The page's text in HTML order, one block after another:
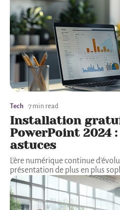
Tech 7 min read
Installation
PowerPoint 2024
astuces
L'ère numérique continue
présentation de plus en plus